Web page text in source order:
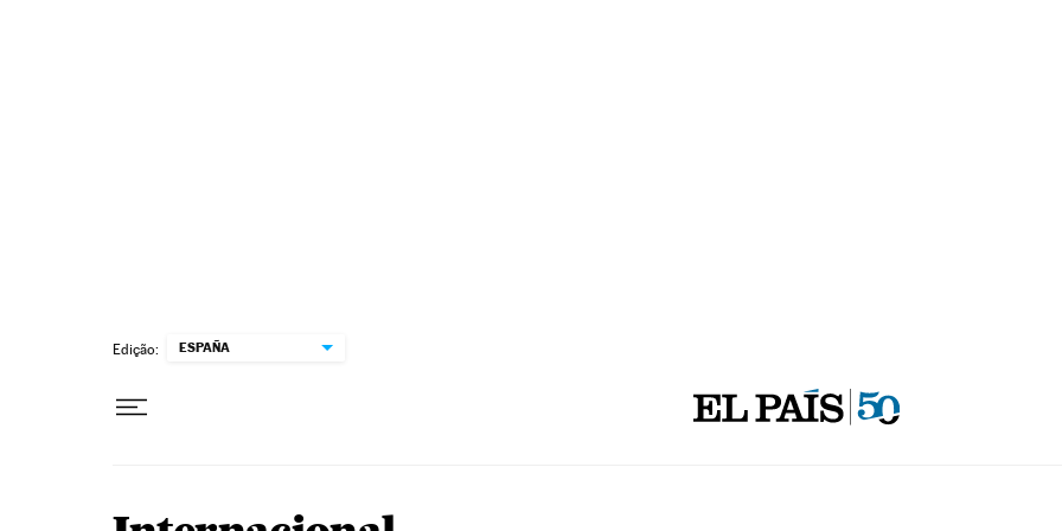
Edição: ESPAÑA